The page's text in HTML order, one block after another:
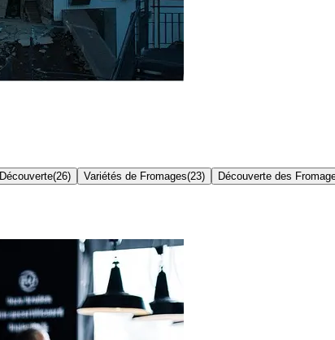
Découverte(26) Variétés de Fromages(23) Découverte des